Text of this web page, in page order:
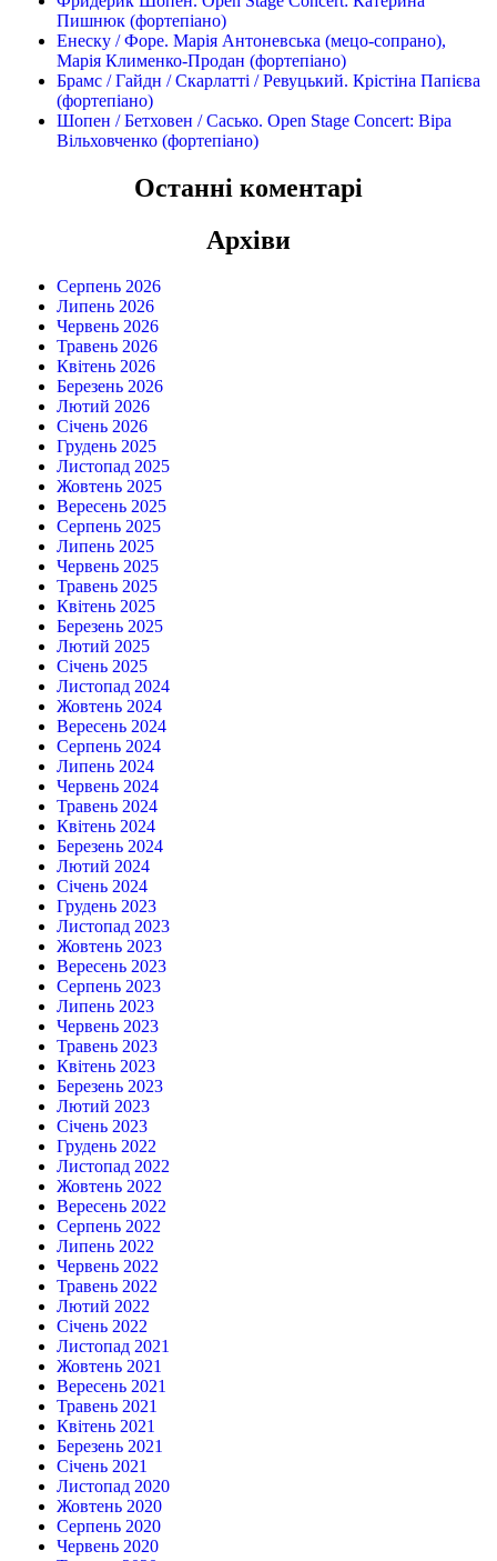
Пишнюк (фортепіано)
Енеску / Форе. Марія Антоневська (мецо-сопрано),
Марія Клименко-Продан (фортепіано)
Брамс / Гайдн / Скарлатті / Ревуцький. Крістіна Папієва
(фортепіано)
Шопен / Бетховен / Сасько. Open Stage Concert: Віра
Вільховченко (фортепіано)
Останні коментарі
Архіви
Серпень 2026
Липень 2026
Червень 2026
Травень 2026
Квітень 2026
Березень 2026
Лютий 2026
Січень 2026
Грудень 2025
Листопад 2025
Жовтень 2025
Вересень 2025
Серпень 2025
Липень 2025
Червень 2025
Травень 2025
Квітень 2025
Березень 2025
Лютий 2025
Січень 2025
Листопад 2024
Жовтень 2024
Вересень 2024
Серпень 2024
Липень 2024
Червень 2024
Травень 2024
Квітень 2024
Березень 2024
Лютий 2024
Січень 2024
Грудень 2023
Листопад 2023
Жовтень 2023
Вересень 2023
Серпень 2023
Липень 2023
Червень 2023
Травень 2023
Квітень 2023
Березень 2023
Лютий 2023
Січень 2023
Грудень 2022
Листопад 2022
Жовтень 2022
Вересень 2022
Серпень 2022
Липень 2022
Червень 2022
Травень 2022
Лютий 2022
Січень 2022
Листопад 2021
Жовтень 2021
Вересень 2021
Травень 2021
Квітень 2021
Березень 2021
Січень 2021
Листопад 2020
Жовтень 2020
Серпень 2020
Червень 2020